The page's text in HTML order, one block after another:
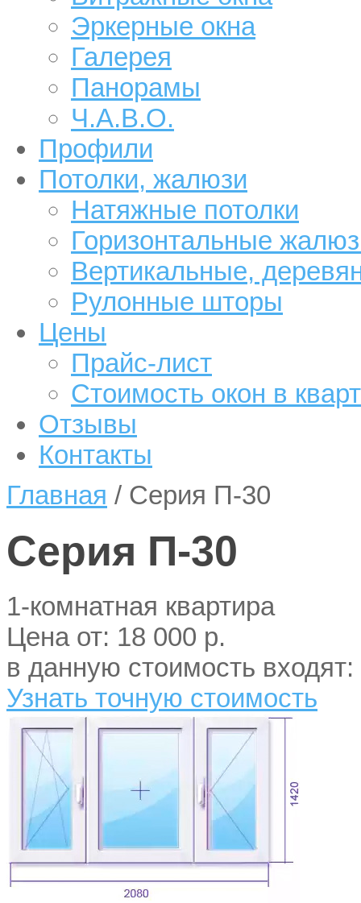
Эркерные окна
Галерея
Панорамы
Ч.А.В.О.
Профили
Потолки, жалюзи
Натяжные потолки
Горизонтальные
Вертикальные,
Рулонные шторы
Цены
Прайс-лист
Стоимость окон в
Отзывы
Контакты
Главная / Серия П-30
Серия П-30
1-комнатная квартира
Цена от: 18 000 р.
в данную стоимость
Узнать точную стоимость